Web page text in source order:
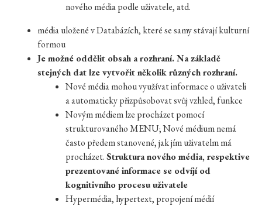
nového média podle uživatele, atd.
média uložené v Databázích, které se samy stávají kulturní
formou
Je možné oddělit obsah a rozhraní. Na základě
stejných dat lze vytvořit několik různých rozhraní.
Nové média mohou využívat informace o uživateli
a automaticky přizpůsobovat svůj vzhled, funkce
Novým médiem lze procházet pomocí
strukturovaného MENU; Nové médium nemá
často předem stanovené, jak jím uživatelm má
procházet.Struktura nového média, respektive
prezentované informace se odvíjí od
kognitivního procesu uživatele
Hypermédia, hypertext, propojení médií